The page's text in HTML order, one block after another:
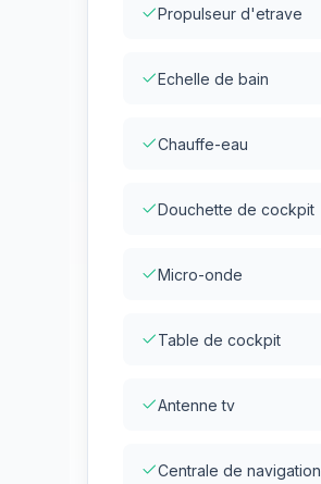
Propulseur d'etrave
Echelle de bain
Chauffe-eau
Douchette de cockpit
Micro-onde
Table de cockpit
Antenne tv
Centrale de navigation